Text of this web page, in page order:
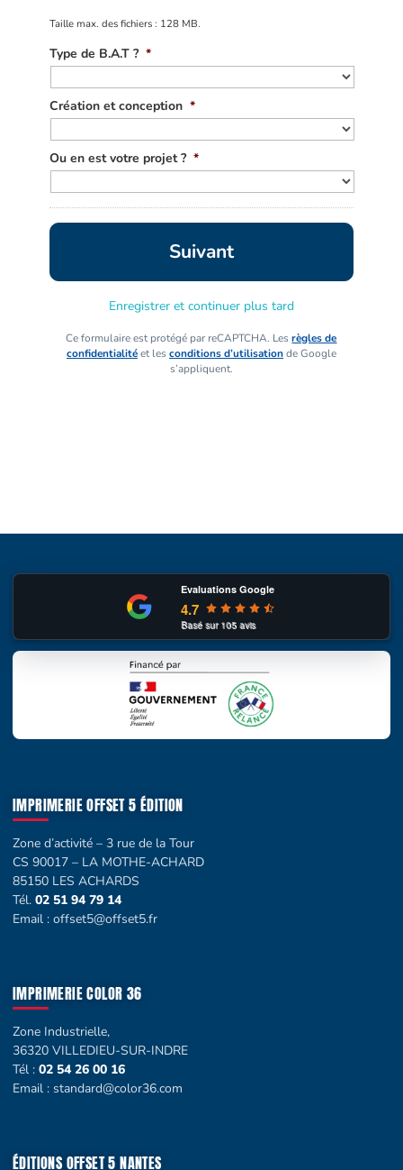
Taille max. des fichiers : 128 MB.
Type de B.A.T ? *
Création et conception *
Ou en est votre projet ? *
Enregistrer et continuer plus tard
Ce formulaire est protégé par reCAPTCHA. Lesrègles de
confidentialitéet les conditions d’utilisationde Google
s’appliquent.
Evaluations Google
4.7
Basé sur105avis
IMPRIMERIE OFFSET 5 ÉDITION
Zone d’activité – 3 rue de la Tour
CS 90017 – LA MOTHE-ACHARD
85150 LES ACHARDS
Tél. 02 51 94 79 14
Email : offset5@offset5.fr
IMPRIMERIE COLOR 36
Zone Industrielle,
36320 VILLEDIEU-SUR-INDRE
Tél : 02 54 26 00 16
Email : standard@color36.com
ÉDITIONS OFFSET 5 NANTES